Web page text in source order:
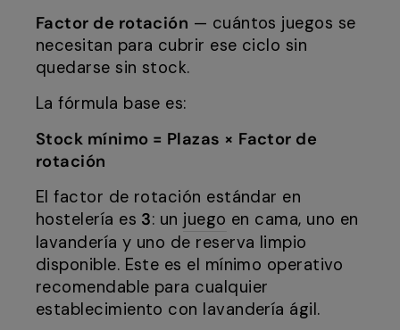
Factor de rotación — cuántos juegos se
necesitan para cubrir ese ciclo sin
quedarse sin stock.
La fórmula base es:
Stock mínimo = Plazas × Factor de
rotación
El factor de rotación estándar en
hostelería es 3: un juego en cama, uno en
lavandería y uno de reserva limpio
disponible. Este es el mínimo operativo
recomendable para cualquier
establecimiento con lavandería ágil.